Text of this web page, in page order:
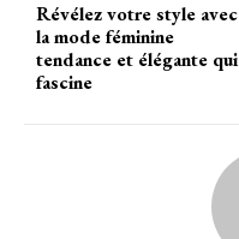
Révélez votre style avec
la mode féminine
tendance et élégante qui
fascine